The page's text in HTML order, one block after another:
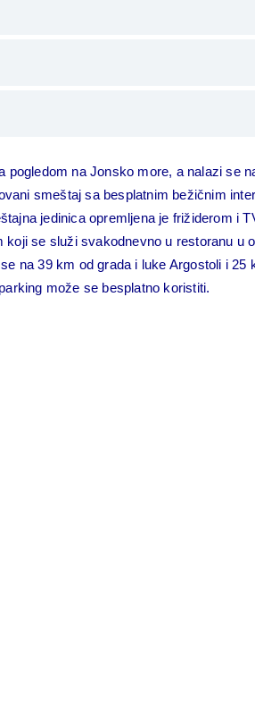
pogledom na Jonsko more, a nalazi se
smeštaj sa besplatnim bežičnim
jedinica opremljena je frižiderom i
se služi svakodnevno u restoranu
na 39 km od grada i luke Argostoli i
može se besplatno koristiti.